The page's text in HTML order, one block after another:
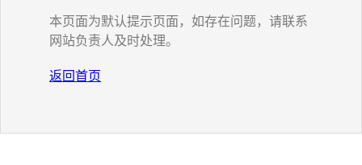
本页面为默认提示页面，如存在问题，请联系
网站负责人及时处理。
返回首页